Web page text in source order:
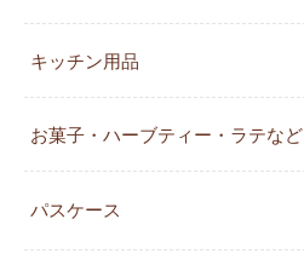
キッチン用品
お菓子・ハーブティー・ラテなど
パスケース